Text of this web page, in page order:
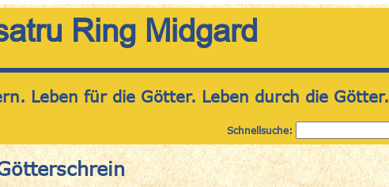
Ring Midgard
Leben für die Götter. Leben durch die Götter.
Schnellsuche: